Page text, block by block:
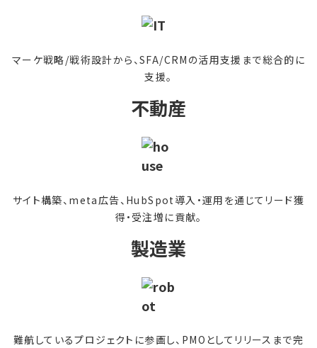
マーケ戦略/戦術設計から、SFA/CRMの活用支援まで総合的に
支援。
不動産
サイト構築、meta広告、HubSpot導入・運用を通じてリード獲
得・受注増に貢献。
製造業
難航しているプロジェクトに参画し、PMOとしてリリースまで完